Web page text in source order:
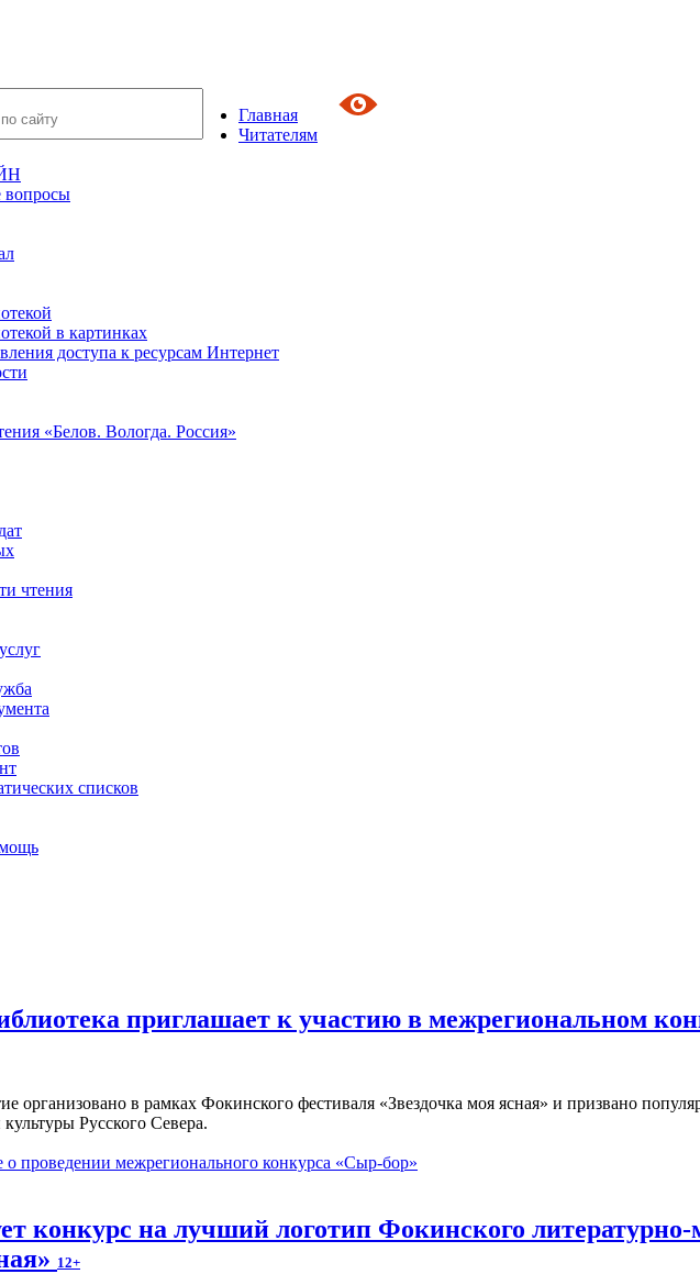
Главная
Читателям
вопросы
в картинках
доступа к ресурсам Интернет
«Белов. Вологда. Россия»
чтения
списков
приглашает к участию в межрегиональном
организовано в рамках Фокинского фестиваля «Звездочка моя ясная» и призвано
Русского Севера.
проведении межрегионального конкурса «Сыр-бор»
конкурс на лучший логотип Фокинского
12+